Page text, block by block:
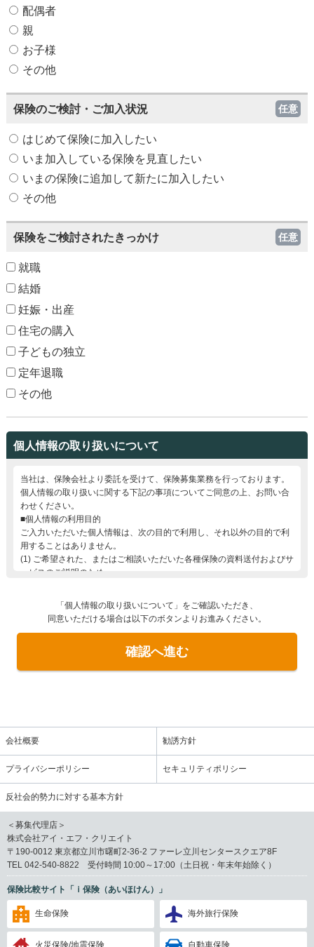
配偶者
親
お子様
その他
任意
保険のご検討・ご加入状況
はじめて保険に加入したい
いま加入している保険を見直したい
いまの保険に追加して新たに加入したい
その他
任意
保険をご検討されたきっかけ
就職
結婚
妊娠・出産
住宅の購入
子どもの独立
定年退職
その他
個人情報の取り扱いについて
当社は、保険会社より委託を受けて、保険募集業務を行っております。
個人情報の取り扱いに関する下記の事項についてご同意の上、お問い合
わせください。
■個人情報の利用目的
ご入力いただいた個人情報は、次の目的で利用し、それ以外の目的で利
用することはありません。
(1) ご希望された、またはご相談いただいた各種保険の資料送付およびサ
ービスのご説明のため
びご提供のため
(3) 保険サービスに関するご質問・ご相談等への対応のため
個人情報の第三者提供について
者に提供することはありません。
・上記利用目的(1)において、当社によるご訪問対応が困難な場合に、ご
れた保険サービスの内容等を、当社が業務提携している保険代理店へ電
送により提供する場合
絡いたします。
■ 個人情報の外部委託について
ご入力いただいた個人情報は、利用目的の達成に必要な範囲内におい
て、その全部または一部の取扱いを外部へ委託することがあります。
先に対し適切な管理・監督を行います。
■取得の任意性について
個人情報のご提供は任意です。
ただし、上記入力フォームのうち必須項目にご入力いただけない場合
は、資料請求またはお問い合わせを受け付けることができませんのでご
「個人情報の取り扱いについて」をご確認いただき、
同意いただける場合は以下のボタンよりお進みください。
確認へ進む
会社概要 勧誘方針
プライバシーポリシー セキュリティポリシー
反社会的勢力に対する基本方針
＜募集代理店＞
株式会社アイ・エフ・クリエイト
〒190-0012 東京都立川市曙町2-36-2 ファーレ立川センタースクエア8F
TEL 042-540-8822 受付時間 10:00～17:00（土日祝・年末年始除く）
保険比較サイト「ｉ保険（あいほけん）」
生命保険 海外旅行保険
火災保険/地震保険 自動車保険